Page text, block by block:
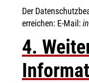
Der
erreichen: E-Mail:
4.